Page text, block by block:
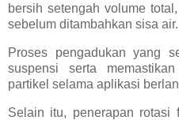
bersih setengah volume
sebelum ditambahkan sisa air.
Proses pengadukan yang
suspensi serta
partikel selama aplikasi
Selain itu, penerapan rotasi